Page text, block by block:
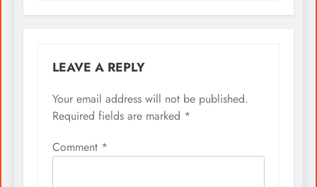
LEAVE A REPLY
Your email address will not be published.
Required fields are marked *
Comment *